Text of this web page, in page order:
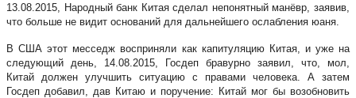
13.08.2015, Народный банк Китая сделал непонятный манёвр, заявив,
что больше не видит оснований для дальнейшего ослабления юаня.
В США этот месседж восприняли как капитуляцию Китая, и уже на
следующий день, 14.08.2015, Госдеп бравурно заявил, что, мол,
Китай должен улучшить ситуацию с правами человека. А затем
Госдеп добавил, дав Китаю и поручение: Китай мог бы возобновить